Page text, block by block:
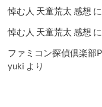
悼む人 天童荒太 感想
悼む人 天童荒太 感想
ファミコン探偵倶楽部
yuki より